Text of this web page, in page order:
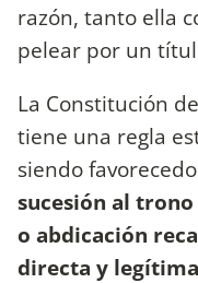
razón, tanto ella
pelear por un
La Constitución
tiene una regla
siendo
sucesión al
o abdicación
directa y